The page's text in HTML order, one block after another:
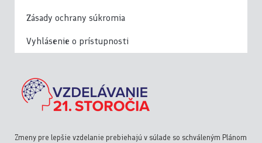
Zásady ochrany súkromia
Vyhlásenie o prístupnosti
Zmeny pre lepšie vzdelanie prebiehajú v súlade so schváleným Plánom